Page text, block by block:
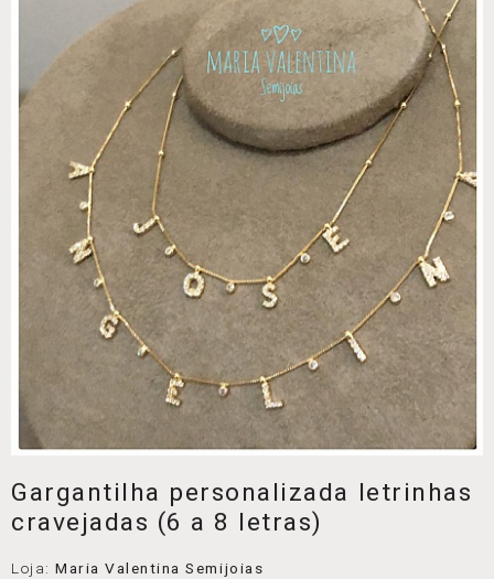
Gargantilha personalizada letrinhas
cravejadas (6 a 8 letras)
Loja:Maria Valentina Semijoias